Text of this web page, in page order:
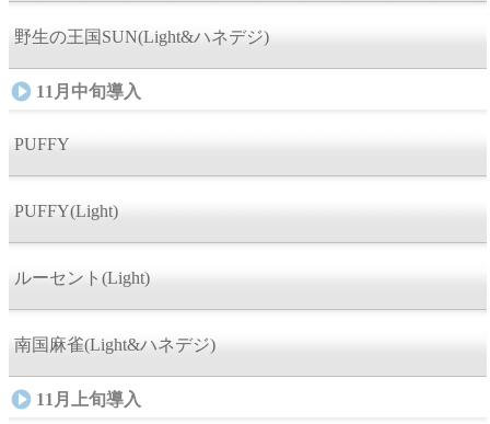
野生の王国SUN(Light&ハネデジ)
11月中旬導入
PUFFY
PUFFY(Light)
ルーセント(Light)
南国麻雀(Light&ハネデジ)
11月上旬導入